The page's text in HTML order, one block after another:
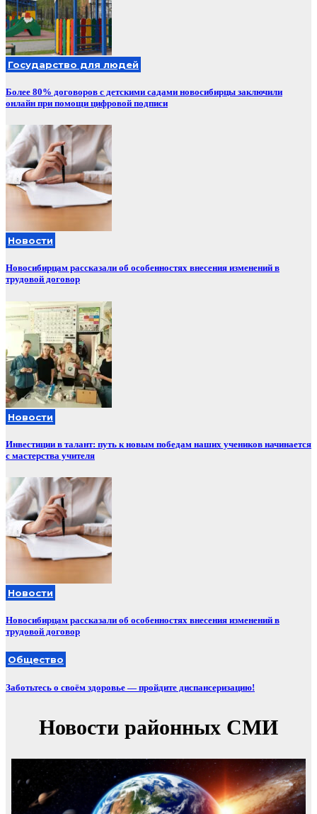
Государство для людей
Более 80% договоров с детскими садами новосибирцы заключили
онлайн при помощи цифровой подписи
Новости
Новосибирцам рассказали об особенностях внесения изменений в
трудовой договор
Новости
Инвестиции в талант: путь к новым победам наших учеников начинается
с мастерства учителя
Новости
Новосибирцам рассказали об особенностях внесения изменений в
трудовой договор
Общество
Заботьтесь о своём здоровье — пройдите диспансеризацию!